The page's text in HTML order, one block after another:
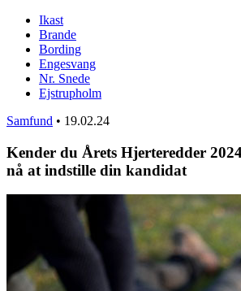
Ikast
Brande
Bording
Engesvang
Nr. Snede
Ejstrupholm
Samfund • 19.02.24
Kender du Årets Hjerteredder
nå at indstille din kandidat